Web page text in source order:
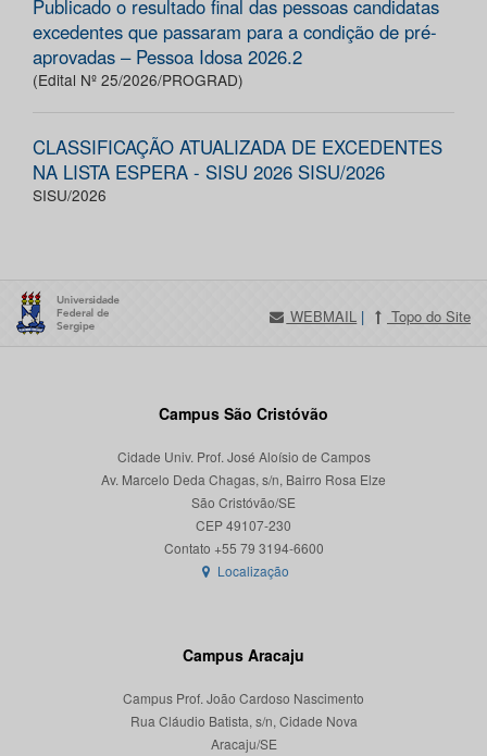
Publicado o resultado final das pessoas candidatas
excedentes que passaram para a condição de pré-
aprovadas – Pessoa Idosa 2026.2
(Edital Nº 25/2026/PROGRAD)
CLASSIFICAÇÃO ATUALIZADA DE EXCEDENTES
NA LISTA ESPERA - SISU 2026 SISU/2026
SISU/2026
WEBMAIL | Topo do Site
Campus São Cristóvão
Cidade Univ. Prof. José Aloísio de Campos
Av. Marcelo Deda Chagas, s/n, Bairro Rosa Elze
São Cristóvão/SE
CEP 49107-230
Localização
Campus Aracaju
Campus Prof. João Cardoso Nascimento
Rua Cláudio Batista, s/n, Cidade Nova
Aracaju/SE